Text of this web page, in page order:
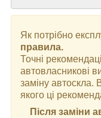
Як потрібно
правила.
Точні
автовласникові
заміну автоскла.
якого ці
Після заміни